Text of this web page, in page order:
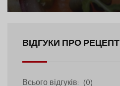
ВІДГУКИ ПРО РЕЦЕПТ
Всього відгуків: (0)